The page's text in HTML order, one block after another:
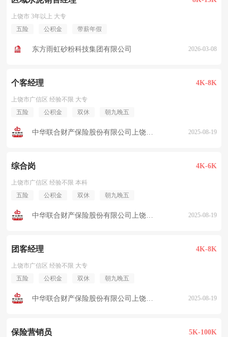
上饶市 3年以上 大专
五险
公积金 带薪年假
东方雨虹砂粉科技集团有限公司 2026-03-08
个客经理 4K-8K
上饶市广信区 经验不限 大专
五险
公积金 双休 朝九晚五
中华联合财产保险股份有限公司上饶中心支公司 2025-08-19
综合岗 4K-6K
上饶市广信区 经验不限 本科
五险
公积金 双休 朝九晚五
中华联合财产保险股份有限公司上饶中心支公司 2025-08-19
团客经理 4K-8K
上饶市广信区 经验不限 大专
五险
公积金 双休 朝九晚五
中华联合财产保险股份有限公司上饶中心支公司 2025-08-19
保险营销员 5K-100K